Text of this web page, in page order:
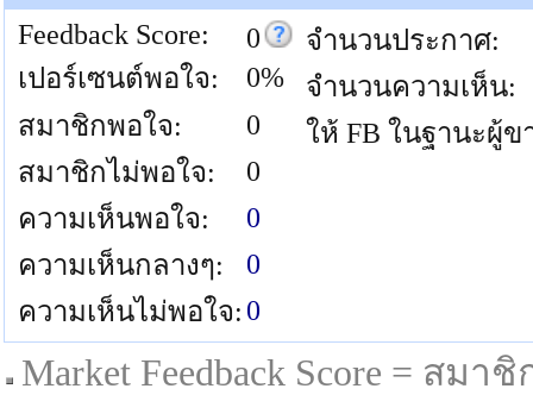
Feedback Score:
0
เปอร์เซนต์พอใจ:
0%
สมาชิกพอใจ:
0
สมาชิกไม่พอใจ:
0
ความเห็นพอใจ:
0
ความเห็นกลางๆ:
0
ความเห็นไม่พอใจ: 0
จำนวนประกาศ:
จำนวนความเห็น:
ให้ FB ในฐานะผู้ข
Market Feedback Score = สม